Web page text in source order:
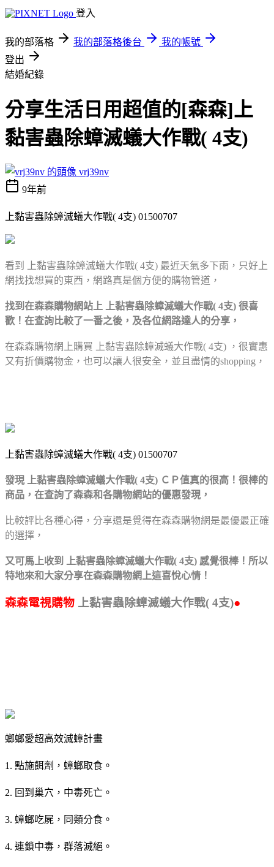
登入
我的部落格 我的部落格後台
我的帳號
登出
結婚紀錄
分享生活日用超值的[森森]上
黏害蟲除蟑滅蟻大作戰( 4支)
vrj39nv
9年前
上黏害蟲除蟑滅蟻大作戰( 4支) 01500707
看到 上黏害蟲除蟑滅蟻大作戰( 4支) 最近天氣多下雨，只好上
網找找想買的東西， 網路真是個方便的購物管道，
找到在森森購物網站上 上黏害蟲除蟑滅蟻大作戰( 4支) 很喜
歡！ 在查詢比較了一番之後，及各位網路達人的分享，
在森森購物網上購買 上黏害蟲除蟑滅蟻大作戰( 4支) ，很實惠
又有折價購物金， 也可以讓人很安全，並且盡情的shopping，
上黏害蟲除蟑滅蟻大作戰( 4支) 01500707
發現 上黏害蟲除蟑滅蟻大作戰( 4支) ＣＰ值真的很高！ 很棒的
商品，在查詢了森森和各購物網站的優惠發現，
比較評比各種心得，分享還是覺得在森森購物網是最優最正確
的選擇，
又可馬上收到 上黏害蟲除蟑滅蟻大作戰( 4支) 感覺很棒！ 所以
特地來和大家分享在森森購物網上這喜悅心情！
森森電視購物 上黏害蟲除蟑滅蟻大作戰( 4支)●
螂螂愛超高效滅蟑計畫
1. 點施餌劑，蟑螂取食。
2. 回到巢穴，中毒死亡。
3. 蟑螂吃屍，同類分食。
4. 連鎖中毒，群落滅絕。